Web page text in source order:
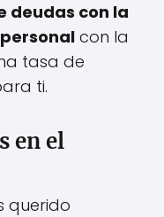
deudas con la
con la
tasa de
ti.
en el
querido